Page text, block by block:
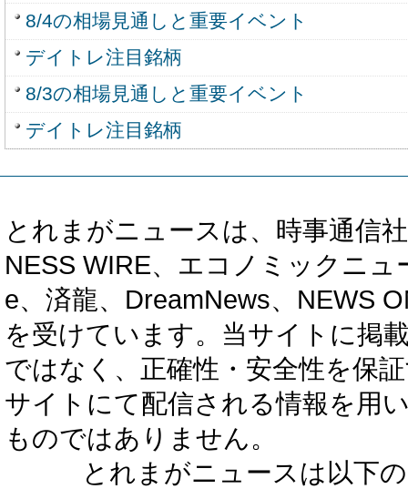
8/4の相場見通しと重要イベント
デイトレ注目銘柄
8/3の相場見通しと重要イベント
デイトレ注目銘柄
とれまがニュースは、時事通信
NESS WIRE、エコノミックニ
e、済龍、DreamNews、NEWS
を受けています。当サイトに掲
ではなく、正確性・安全性を保
サイトにて配信される情報を用
ものではありません。
とれまがニュースは以下